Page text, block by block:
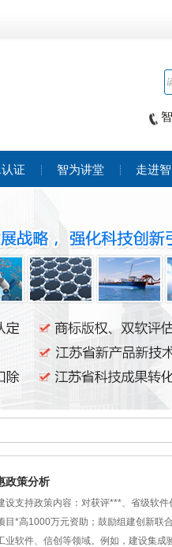
证 智为讲堂 走进
政策分析
设支持政策内容：对获评***、省级软
目*高1000万元资助；鼓励组建创新联
业软件、信创等领域。例如，建设集成